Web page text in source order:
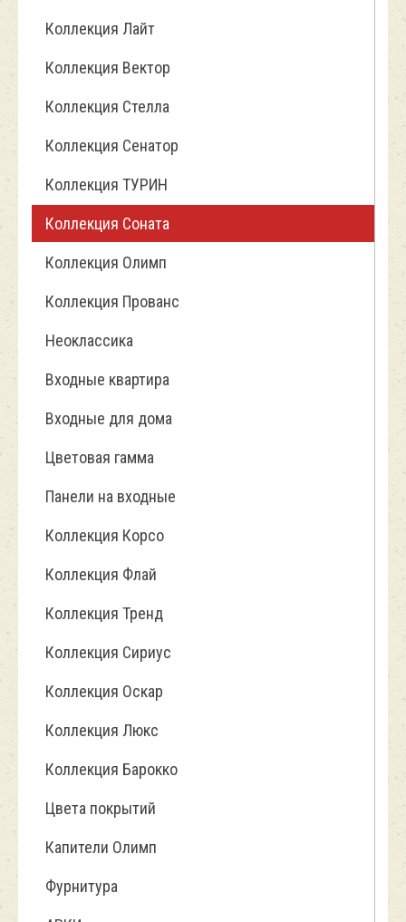
Коллекция Лайт
Коллекция Вектор
Коллекция Стелла
Коллекция Сенатор
Коллекция ТУРИН
Коллекция Соната
Коллекция Олимп
Коллекция Прованс
Неоклассика
Входные квартира
Входные для дома
Цветовая гамма
Панели на входные
Коллекция Корсо
Коллекция Флай
Коллекция Тренд
Коллекция Сириус
Коллекция Оскар
Коллекция Люкс
Коллекция Барокко
Цвета покрытий
Капители Олимп
Фурнитура